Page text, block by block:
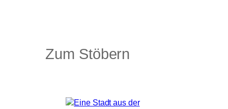
Zum Stöbern